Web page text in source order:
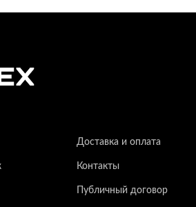
Доставка и оплата
Контакты
Публичный договор